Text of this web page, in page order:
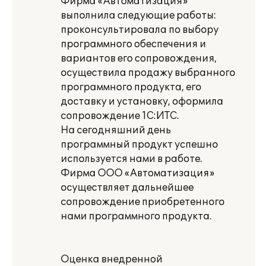
выполнила следующие работы:
проконсультировала по выбору
программного обеспечения и
вариантов его сопровождения,
осуществила продажу выбранного
программного продукта, его
доставку и установку, оформила
сопровождение 1С:ИТС.
На сегодняшний день
программный продукт успешно
используется нами в работе.
Фирма ООО «Автоматизация»
осуществляет дальнейшее
сопровождение приобретенного
нами программного продукта.
Оценка внедренной